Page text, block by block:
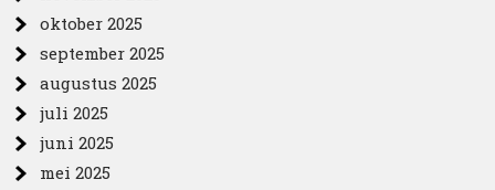
oktober 2025
september 2025
augustus 2025
juli 2025
juni 2025
mei 2025